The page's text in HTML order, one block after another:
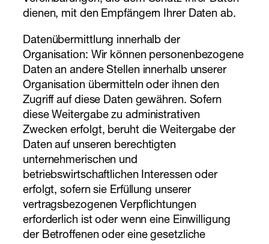
dienen, mit den Empfängern Ihrer Daten ab.
Datenübermittlung innerhalb der
Organisation: Wir können personenbezogene
Daten an andere Stellen innerhalb unserer
Organisation übermitteln oder ihnen den
Zugriff auf diese Daten gewähren. Sofern
diese Weitergabe zu administrativen
Zwecken erfolgt, beruht die Weitergabe der
Daten auf unseren berechtigten
unternehmerischen und
betriebswirtschaftlichen Interessen oder
erfolgt, sofern sie Erfüllung unserer
vertragsbezogenen Verpflichtungen
erforderlich ist oder wenn eine Einwilligung
der Betroffenen oder eine gesetzliche